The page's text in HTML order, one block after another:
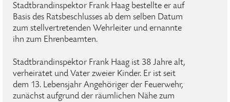
Stadtbrandinspektor Frank Haag bestellte er auf
Basis des Ratsbeschlusses ab dem selben Datum
zum stellvertretenden Wehrleiter und ernannte
ihn zum Ehrenbeamten.
Stadtbrandinspektor Frank Haag ist 38 Jahre alt,
verheiratet und Vater zweier Kinder. Er ist seit
dem 13. Lebensjahr Angehöriger der Feuerwehr,
zunächst aufgrund der räumlichen Nähe zum